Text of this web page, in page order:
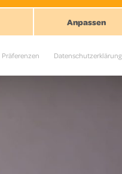
Anpassen
Präferenzen Datenschutzerklärung